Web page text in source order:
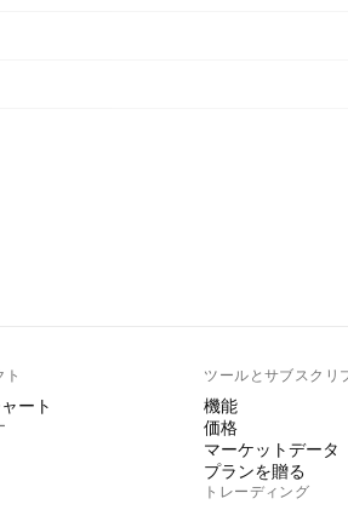
ート
ツールとサブスクリ
機能
価格
マーケットデータ
プランを贈る
トレーディング